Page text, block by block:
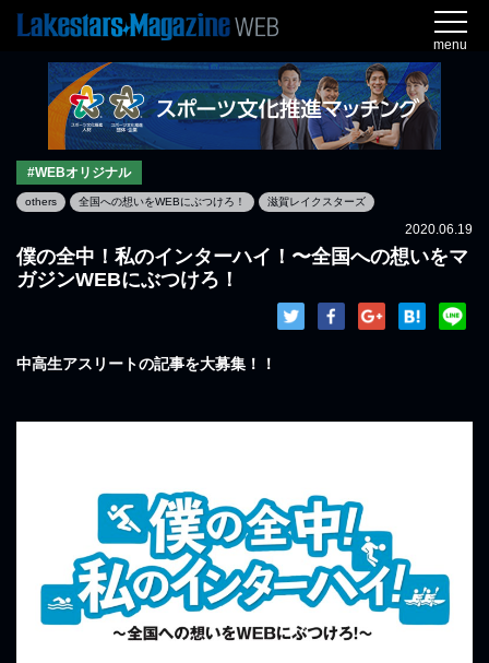
menu
#WEBオリジナル
others 全国への想いをWEBにぶつけろ！ 滋賀レイクスターズ
2020.06.19
僕の全中！私のインターハイ！〜全国への想いをマ
ガジンWEBにぶつけろ！
中高生アスリートの記事を大募集！！